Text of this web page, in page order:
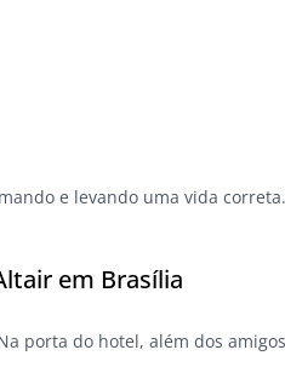
e levando uma vida
em Brasília
porta do hotel, além dos